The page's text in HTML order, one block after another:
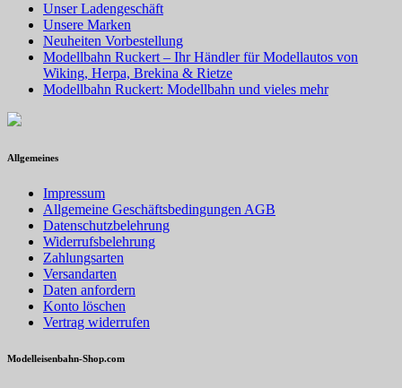
Unser Ladengeschäft
Unsere Marken
Neuheiten Vorbestellung
Modellbahn Ruckert – Ihr Händler für Modellautos von
Wiking, Herpa, Brekina & Rietze
Modellbahn Ruckert: Modellbahn und vieles mehr
Allgemeines
Impressum
Allgemeine Geschäftsbedingungen AGB
Datenschutzbelehrung
Widerrufsbelehrung
Zahlungsarten
Versandarten
Daten anfordern
Konto löschen
Vertrag widerrufen
Modelleisenbahn-Shop.com